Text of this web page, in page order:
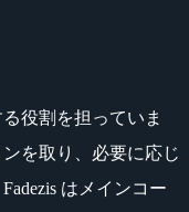
役割を担っていま
を取り、必要に応じ
はメインコー